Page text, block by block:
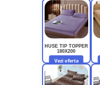
HUSE TIP TOPPER
180X200
Vezi oferta